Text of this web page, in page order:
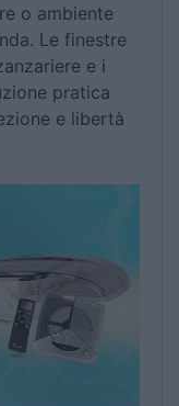
o ambiente
Le finestre
e i
pratica
e libertà